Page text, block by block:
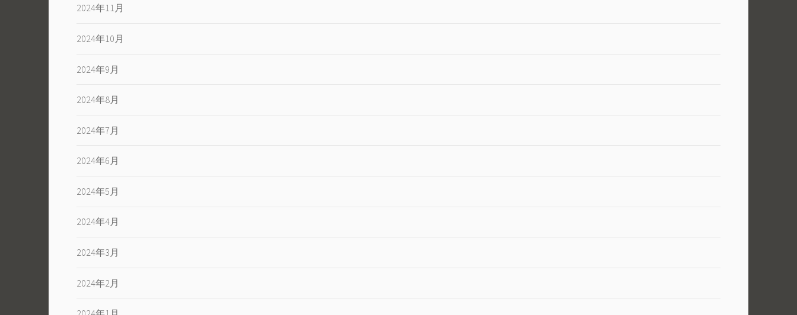
2024年11月
2024年10月
2024年9月
2024年8月
2024年7月
2024年6月
2024年5月
2024年4月
2024年3月
2024年2月